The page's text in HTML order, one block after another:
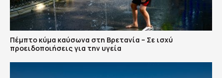
Πέμπτο κύμα καύσωνα στη Βρετανία – Σε ισχύ
προειδοποιήσεις για την υγεία